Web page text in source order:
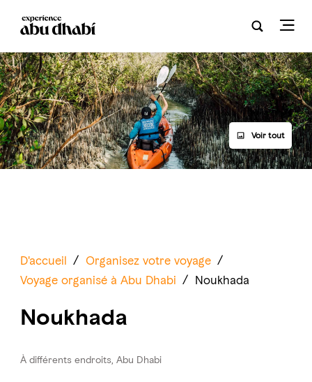
Voir tout
D'accueil / Organisez votre voyage /
Voyage organisé à Abu Dhabi / Noukhada
Noukhada
À différents endroits, Abu Dhabi